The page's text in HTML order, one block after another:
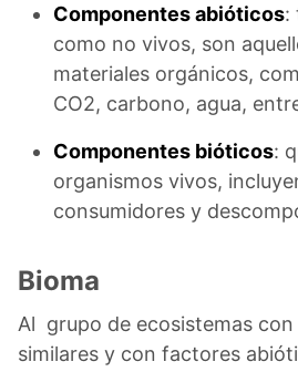
Componentes abióticos:
como no vivos, son
materiales orgánicos,
CO2, carbono, agua,
Componentes bióticos:
organismos vivos,
consumidores y
Bioma
Al grupo de ecosistemas
similares y con factores